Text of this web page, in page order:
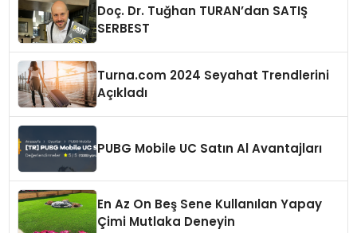
Doç. Dr. Tuğhan TURAN’dan SATIŞ
SERBEST
Turna.com 2024 Seyahat Trendlerini
Açıkladı
PUBG Mobile UC Satın Al Avantajları
En Az On Beş Sene Kullanılan Yapay
Çimi Mutlaka Deneyin